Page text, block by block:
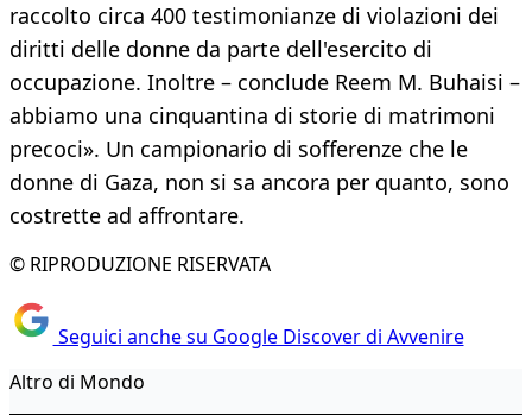
raccolto circa 400 testimonianze di violazioni dei
diritti delle donne da parte dell'esercito di
occupazione. Inoltre – conclude Reem M. Buhaisi –
abbiamo una cinquantina di storie di matrimoni
precoci». Un campionario di sofferenze che le
donne di Gaza, non si sa ancora per quanto, sono
costrette ad affrontare.
© RIPRODUZIONE RISERVATA
Seguici anche su Google Discover di Avvenire
Altro di Mondo